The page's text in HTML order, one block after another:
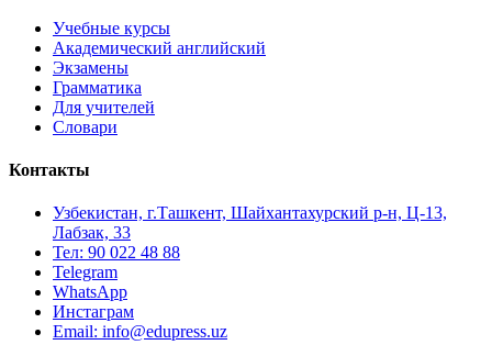
Учебные курсы
Академический английский
Экзамены
Грамматика
Для учителей
Словари
Контакты
Узбекистан, г.Ташкент, Шайхантахурский р-н, Ц-13,
Лабзак, 33
Тел: 90 022 48 88
Telegram
WhatsApp
Инстаграм
Email: info@edupress.uz